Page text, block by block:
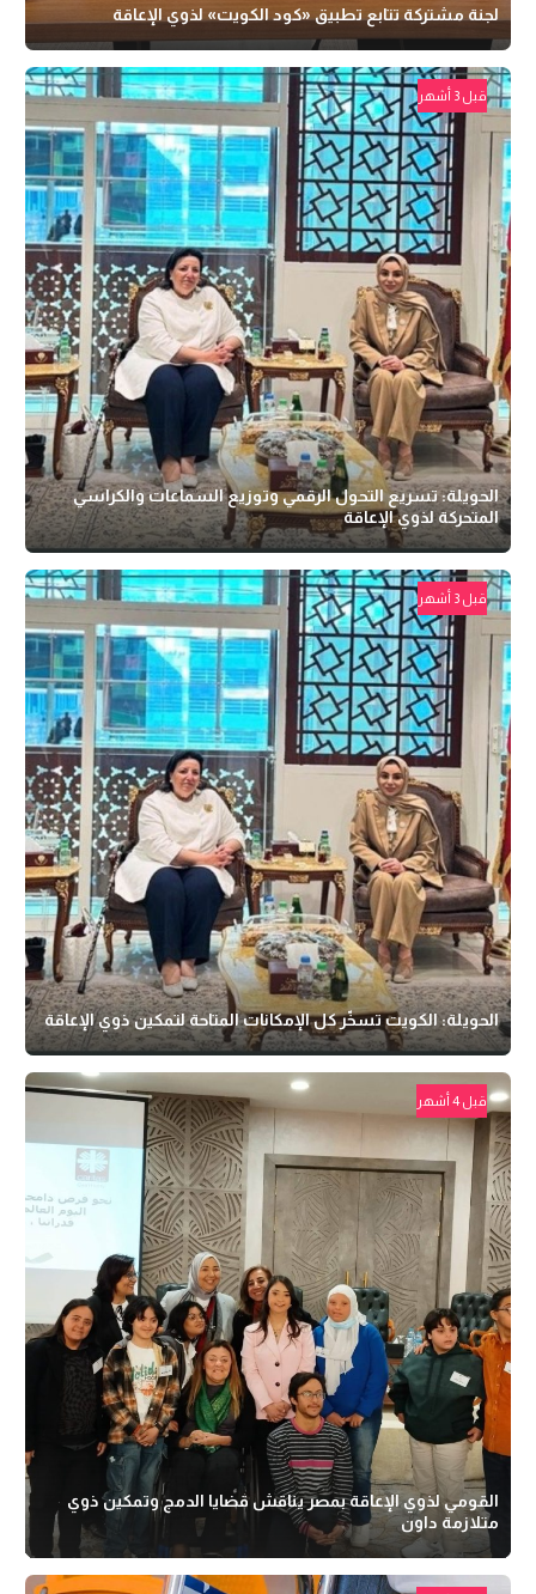
لجنة مشتركة تتابع تطبيق «كود الكويت» لذوي الإعاقة
قبل 3 أشهر
الحويلة: تسريع التحول الرقمي وتوزيع السماعات والكراسي
المتحركة لذوي الإعاقة
قبل 3 أشهر
الحويلة: الكويت تسخّر كل الإمكانات المتاحة لتمكين ذوي الإعاقة
قبل 4 أشهر
القومي لذوي الإعاقة بمصر يناقش قضايا الدمج وتمكين ذوي
متلازمة داون